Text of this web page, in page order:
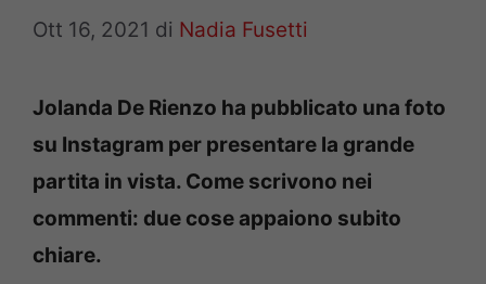
Ott 16, 2021 di Nadia Fusetti
Jolanda De Rienzo ha pubblicato una foto
su Instagram per presentare la grande
partita in vista. Come scrivono nei
commenti: due cose appaiono subito
chiare.